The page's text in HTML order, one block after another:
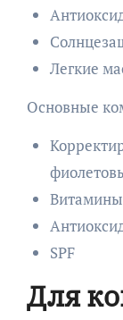
Легкие
Основные
Витамины
SPF
Для